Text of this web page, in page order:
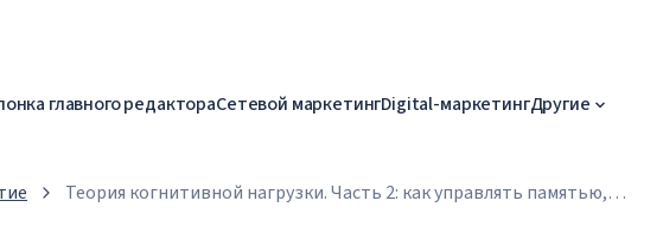
главного редактораСетевой маркетингDigital-маркетингДругие
Теория когнитивной нагрузки. Часть 2: как управлять памятью,